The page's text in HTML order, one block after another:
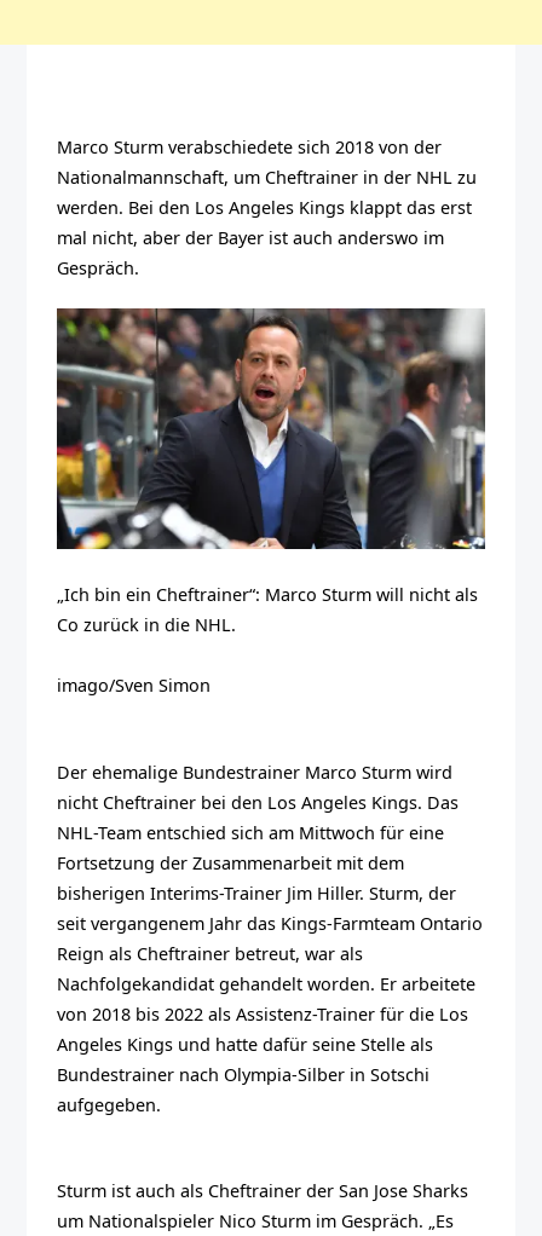
Marco Sturm verabschiedete sich 2018 von der
Nationalmannschaft, um Cheftrainer in der NHL zu
werden. Bei den Los Angeles Kings klappt das erst
mal nicht, aber der Bayer ist auch anderswo im
Gespräch.
„Ich bin ein Cheftrainer“: Marco Sturm will nicht als
Co zurück in die NHL.
imago/Sven Simon
Der ehemalige Bundestrainer Marco Sturm wird
nicht Cheftrainer bei den Los Angeles Kings. Das
NHL-Team entschied sich am Mittwoch für eine
Fortsetzung der Zusammenarbeit mit dem
bisherigen Interims-Trainer Jim Hiller. Sturm, der
seit vergangenem Jahr das Kings-Farmteam Ontario
Reign als Cheftrainer betreut, war als
Nachfolgekandidat gehandelt worden. Er arbeitete
von 2018 bis 2022 als Assistenz-Trainer für die Los
Angeles Kings und hatte dafür seine Stelle als
Bundestrainer nach Olympia-Silber in Sotschi
aufgegeben.
Sturm ist auch als Cheftrainer der San Jose Sharks
um Nationalspieler Nico Sturm im Gespräch. „Es